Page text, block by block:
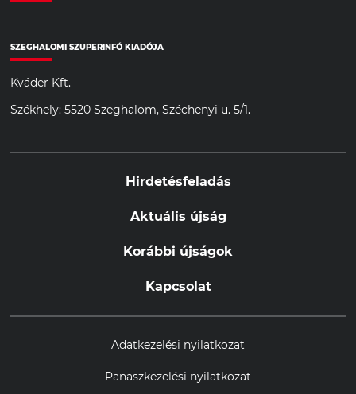
SZEGHALOMI SZUPERINFÓ KIADÓJA
Kváder Kft.
Székhely: 5520 Szeghalom, Széchenyi u. 5/1.
Hirdetésfeladás
Aktuális újság
Korábbi újságok
Kapcsolat
Adatkezelési nyilatkozat
Panaszkezelési nyilatkozat